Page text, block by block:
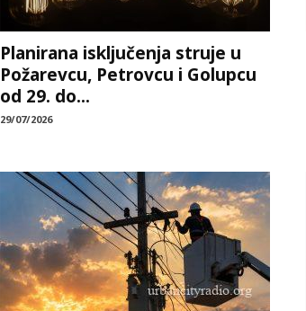
Planirana isključenja struje u
Požarevcu, Petrovcu i Golupcu
od 29. do...
29/07/2026